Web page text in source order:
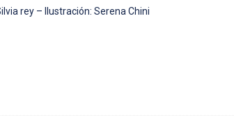
rey – Ilustración: Serena Chini